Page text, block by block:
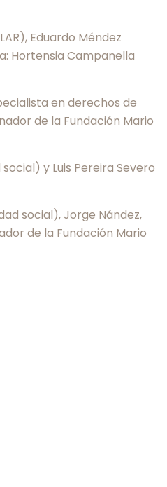
Eduardo Méndez
Hortensia Campanella
en derechos de
de la Fundación Mario
y Luis Pereira Severo
social), Jorge Nández,
de la Fundación Mario